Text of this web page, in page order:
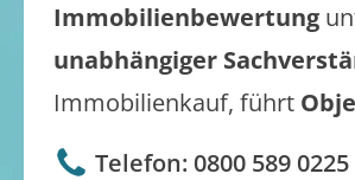
Immobilienbewertung
unabhängiger
Immobilienkauf, führt
Telefon: 0800 589 0225